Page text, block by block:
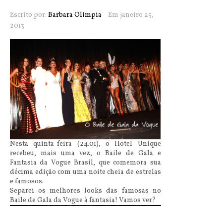
Escrito por: Barbara Olimpia
Em janeiro 25,
2013
Nesta quinta-feira (24.01), o Hotel Unique
recebeu, mais uma vez, o Baile de Gala e
Fantasia da Vogue Brasil, que comemora sua
décima edição com uma noite cheia de estrelas
e famosos.
Separei os melhores looks das famosas no
Baile de Gala da Vogue à fantasia! Vamos ver?